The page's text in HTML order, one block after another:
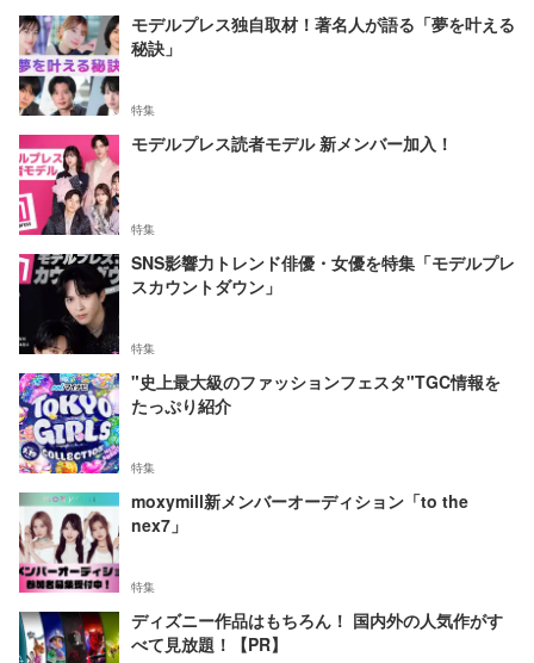
モデルプレス独自取材！著名人が語る「夢を叶える
秘訣」
特集
モデルプレス読者モデル 新メンバー加入！
特集
SNS影響力トレンド俳優・女優を特集「モデルプレ
スカウントダウン」
特集
"史上最大級のファッションフェスタ"TGC情報を
たっぷり紹介
特集
moxymill新メンバーオーディション「to the
nex7」
特集
ディズニー作品はもちろん！ 国内外の人気作がす
べて見放題！【PR】